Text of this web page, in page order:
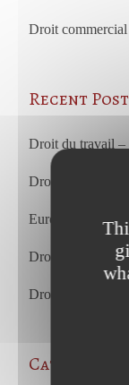
Droit
Recent
Droit du travail
Droit commercial
European Court
Droit du travail
Droit commercial
Categories